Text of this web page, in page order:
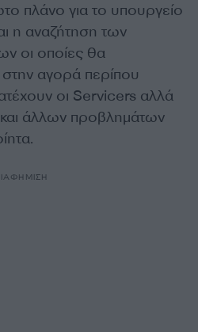
πλάνο για το υπουργείο
η αναζήτηση των
οι οποίες θα
αγορά περίπου
οι Servicers αλλά
άλλων προβλημάτων